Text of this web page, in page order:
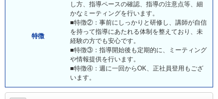
特徴
し方、指導ペースの確認、指導の注意点等、細
かなミーティングを行います。
■特徴②：事前にしっかりと研修し、講師が自信
を持って指導にあたれる体制を整えており、未
経験の方でも安心です。
■特徴③：指導開始後も定期的に、ミーティング
や情報提供を行います。
■特徴④：週に一回からOK、正社員登用もござ
います。